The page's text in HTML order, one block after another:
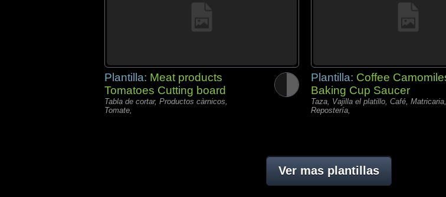
Plantilla: Meat products
Tomatoes Cutting board
Tabla de cortar, Productos càrnicos,
Tomate,
Plantilla: Coffee
Baking Cup Saucer
Taza, Vajilla el platillo, Café, Matricaria,
Repostería,
Ver mas plantillas